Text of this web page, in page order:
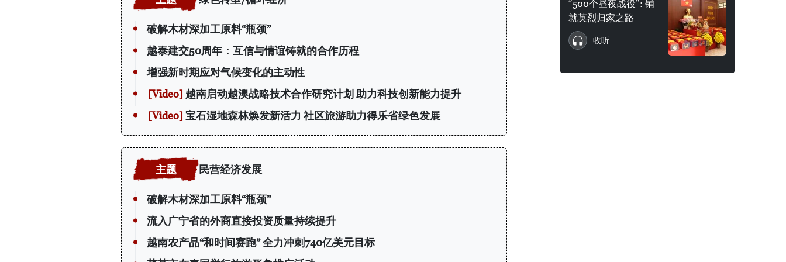
破解木材深加工原料“瓶颈”
越泰建交50周年：互信与情谊铸就的合作历程
增强新时期应对气候变化的主动性
越南启动越澳战略技术合作研究计划 助力科技创新能力提升
宝石湿地森林焕发新活力 社区旅游助力得乐省绿色发展
民营经济发展
破解木材深加工原料“瓶颈”
流入广宁省的外商直接投资质量持续提升
越南农产品“和时间赛跑” 全力冲刺740亿美元目标
“500个昼夜战役”: 铺
就英烈归家之路
收听